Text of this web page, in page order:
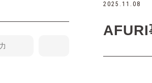
2025.11.08
AFURI